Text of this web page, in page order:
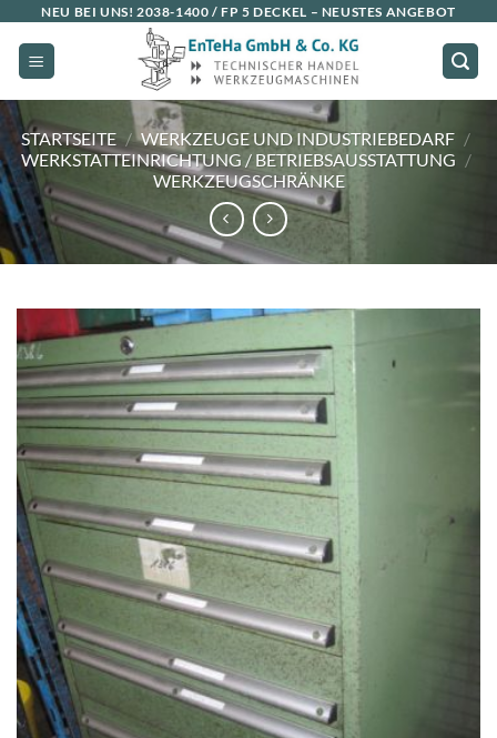
Inhalt
springen
NEU BEI UNS! 2038-1400 / FP 5 DECKEL – NEUSTES ANGEBOT
STARTSEITE / WERKZEUGE UND INDUSTRIEBEDARF /
WERKSTATTEINRICHTUNG / BETRIEBSAUSSTATTUNG /
WERKZEUGSCHRÄNKE